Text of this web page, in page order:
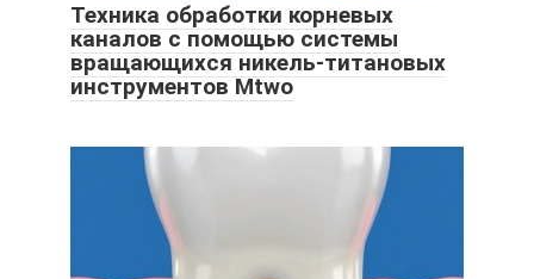
Техника обработки корневых
каналов с помощью системы
вращающихся никель-титановых
инструментов Mtwo